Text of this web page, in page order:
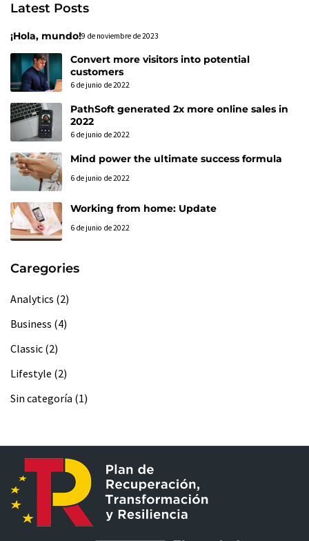
Latest Posts
¡Hola, mundo!9 de noviembre de 2023
Convert more visitors into potential
customers
6 de junio de 2022
PathSoft generated 2x more online sales in
2022
6 de junio de 2022
Mind power the ultimate success formula
6 de junio de 2022
Working from home: Update
6 de junio de 2022
Caregories
Analytics (2)
Business (4)
Classic (2)
Lifestyle (2)
Sin categoría (1)